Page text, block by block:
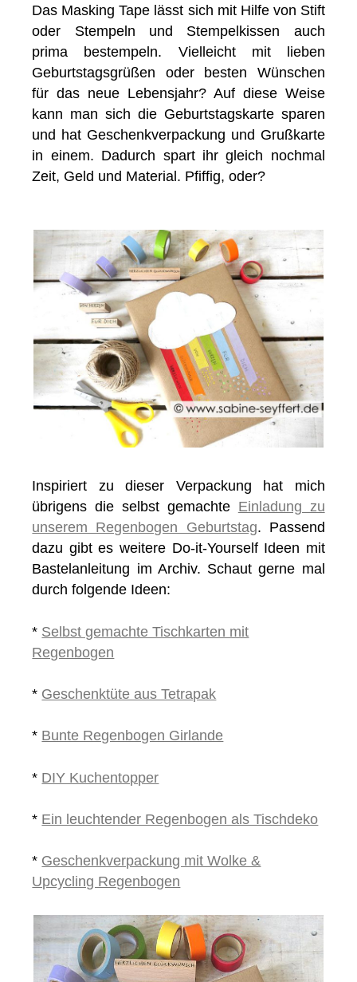
Das Masking Tape lässt sich mit Hilfe von Stift
oder Stempeln und Stempelkissen auch
prima bestempeln. Vielleicht mit lieben
Geburtstagsgrüßen oder besten Wünschen
für das neue Lebensjahr? Auf diese Weise
kann man sich die Geburtstagskarte sparen
und hat Geschenkverpackung und Grußkarte
in einem. Dadurch spart ihr gleich nochmal
Zeit, Geld und Material. Pfiffig, oder?
Inspiriert zu dieser Verpackung hat mich
übrigens die selbst gemachte Einladung zu
unserem Regenbogen Geburtstag. Passend
dazu gibt es weitere Do-it-Yourself Ideen mit
Bastelanleitung im Archiv. Schaut gerne mal
durch folgende Ideen:
* Selbst gemachte Tischkarten mit
Regenbogen
* Geschenktüte aus Tetrapak
* Bunte Regenbogen Girlande
* DIY Kuchentopper
* Ein leuchtender Regenbogen als Tischdeko
* Geschenkverpackung mit Wolke &
Upcycling Regenbogen